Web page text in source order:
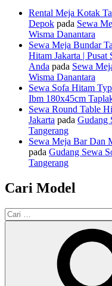
Rental Meja Kotak
Depok pada Sewa
Wisma Danantara
Sewa Meja Bundar
Hitam Jakarta |
Anda pada Sewa
Wisma Danantara
Sewa Sofa Hitam
Ibm 180x45cm
Sewa Round Table
Jakarta pada Gudang
Tangerang
Sewa Meja Bar Dan
pada Gudang Sewa
Tangerang
Cari Model
Pencarian
untuk: